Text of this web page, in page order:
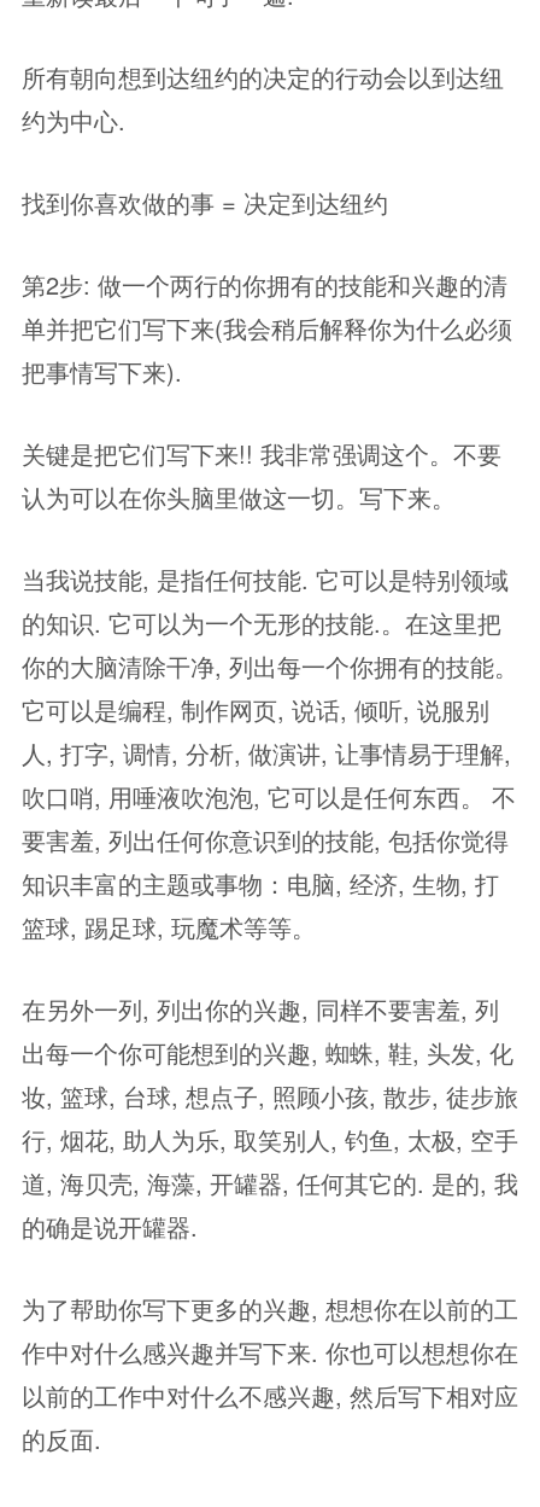
所有朝向想到达纽约的决定的行动会以到达纽
约为中心.
找到你喜欢做的事 = 决定到达纽约
第2步: 做一个两行的你拥有的技能和兴趣的清
单并把它们写下来(我会稍后解释你为什么必须
把事情写下来).
关键是把它们写下来!! 我非常强调这个。不要
认为可以在你头脑里做这一切。写下来。
当我说技能, 是指任何技能. 它可以是特别领域
的知识. 它可以为一个无形的技能.。在这里把
你的大脑清除干净, 列出每一个你拥有的技能。
它可以是编程, 制作网页, 说话, 倾听, 说服别
人, 打字, 调情, 分析, 做演讲, 让事情易于理解,
吹口哨, 用唾液吹泡泡, 它可以是任何东西。 不
要害羞, 列出任何你意识到的技能, 包括你觉得
知识丰富的主题或事物：电脑, 经济, 生物, 打
篮球, 踢足球, 玩魔术等等。
在另外一列, 列出你的兴趣, 同样不要害羞, 列
出每一个你可能想到的兴趣, 蜘蛛, 鞋, 头发, 化
妆, 篮球, 台球, 想点子, 照顾小孩, 散步, 徒步旅
行, 烟花, 助人为乐, 取笑别人, 钓鱼, 太极, 空手
道, 海贝壳, 海藻, 开罐器, 任何其它的. 是的, 我
的确是说开罐器.
为了帮助你写下更多的兴趣, 想想你在以前的工
作中对什么感兴趣并写下来. 你也可以想想你在
以前的工作中对什么不感兴趣, 然后写下相对应
的反面.